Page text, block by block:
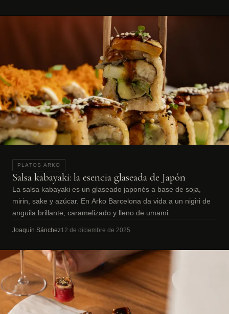
PLATOS ARKO
Salsa kabayaki: la esencia glaseada de Japón
La salsa kabayaki es un glaseado japonés a base de soja,
mirin, sake y azúcar. En Arko Barcelona da vida a un nigiri de
anguila brillante, caramelizado y lleno de umami.
Joaquín Sánchez12 de diciembre de 2025